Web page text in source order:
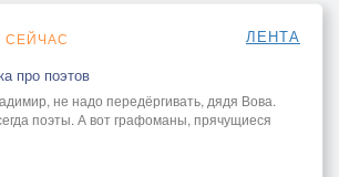
ЛЕНТА
про поэтов
не надо передёргивать, дядя Вова.
поэты. А вот графоманы, прячущиеся